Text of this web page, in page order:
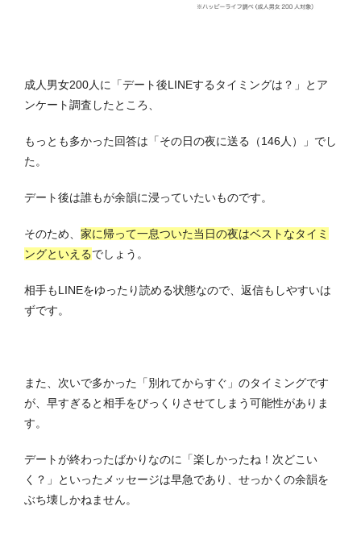
成人男女200人に「デート後LINEするタイミングは？」とア
ンケート調査したところ、
もっとも多かった回答は「その日の夜に送る（146人）」でし
た。
デート後は誰もが余韻に浸っていたいものです。
そのため、 家に帰って一息ついた当日の夜はベストなタイミ
ングといえるでしょう。
相手もLINEをゆったり読める状態なので、返信もしやすいは
ずです。
また、次いで多かった「別れてからすぐ」のタイミングです
が、早すぎると相手をびっくりさせてしまう可能性がありま
す。
デートが終わったばかりなのに「楽しかったね！次どこい
く？」といったメッセージは早急であり、せっかくの余韻を
ぶち壊しかねません。